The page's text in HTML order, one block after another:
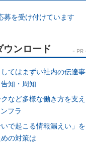
募を受け付けています
てはまずい社内の伝達事
知・周知
など多様な働き方を支え
フラ
いで起こる情報漏えい」を
の対策は